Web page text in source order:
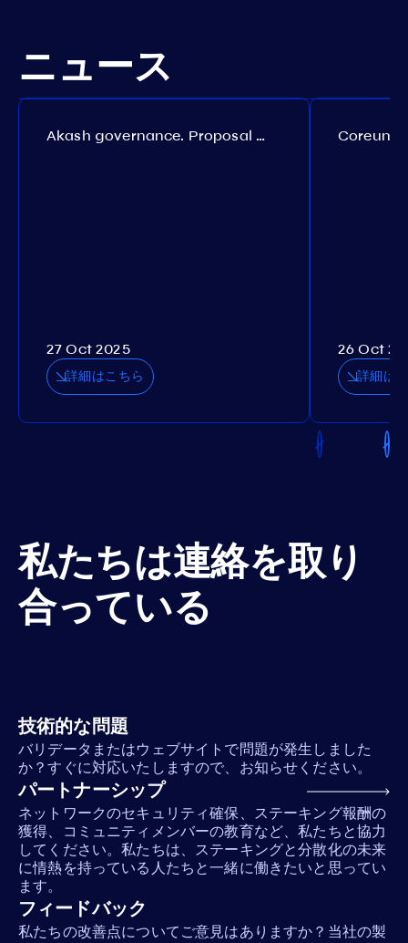
ニュース
Akash governance. Proposal №308
27 Oct 2025
詳細はこちら
26 Oct
詳細は
私たちは連絡を取り
合っている
技術的な問題
バリデータまたはウェブサイトで問題が発生しました
か？すぐに対応いたしますので、お知らせください。
パートナーシップ
ネットワークのセキュリティ確保、ステーキング報酬の
獲得、コミュニティメンバーの教育など、私たちと協力
してください。私たちは、ステーキングと分散化の未来
に情熱を持っている人たちと一緒に働きたいと思ってい
ます。
フィードバック
私たちの改善点についてご意見はありますか？当社の製